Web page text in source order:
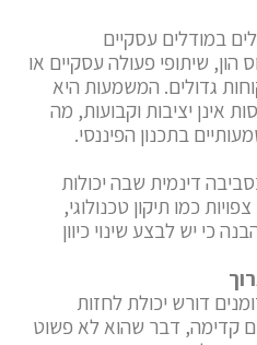
במודלים עסקיים
הון, שיתופי פעולה עסקיים או
גדולים. המשמעות היא
אינן יציבות וקבועות, מה
בתכנון הפיננסי.
דינמית שבה יכולות
כמו תיקון טכנולוגי,
כי יש לבצע שינוי כיוון
דורש יכולת לחזות
קדימה, דבר שהוא לא פשוט